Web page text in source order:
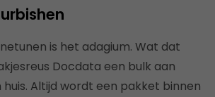
is het adagium. Wat dat
Docdata een bulk aan
Altijd wordt een pakket binnen